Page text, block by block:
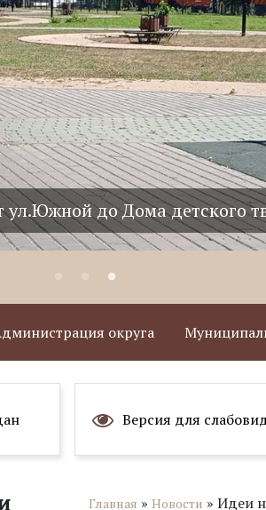
ул.Южной до Дома детского
округа
Версия для
Главная »Новости »Идеи